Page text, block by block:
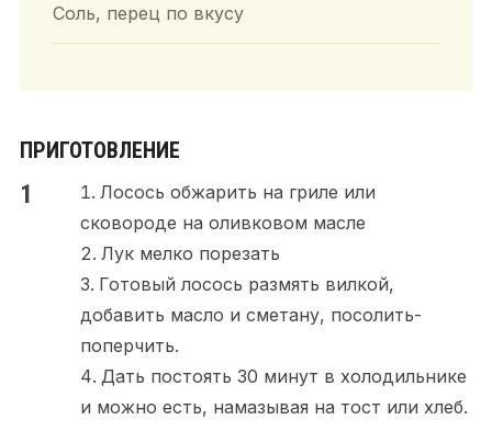
Соль, перец по вкусу
ПРИГОТОВЛЕНИЕ
Лосось обжарить на гриле или
сковороде на оливковом масле
Лук мелко порезать
Готовый лосось размять вилкой,
добавить масло и сметану, посолить-
поперчить.
Дать постоять 30 минут в холодильнике
и можно есть, намазывая на тост или хлеб.